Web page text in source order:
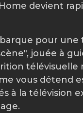
devient
pour
jouée à
télévisuelle
vous détend
à la télévision